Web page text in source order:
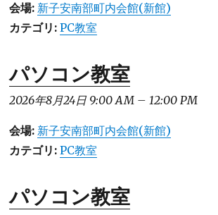
会場: 新子安南部町内会館(新館)
カテゴリ: PC教室
パソコン教室
2026年8月24日 9:00 AM– 12:00 PM
会場: 新子安南部町内会館(新館)
カテゴリ: PC教室
パソコン教室